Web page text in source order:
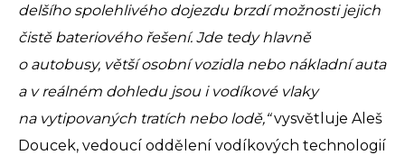
delšího spolehlivého dojezdu brzdí možnosti jejich
čistě bateriového řešení. Jde tedy hlavně
o autobusy, větší osobní vozidla nebo nákladní auta
a v reálném dohledu jsou i vodíkové vlaky
na vytipovaných tratích nebo lodě,“vysvětluje Aleš
Doucek, vedoucí oddělení vodíkových technologií